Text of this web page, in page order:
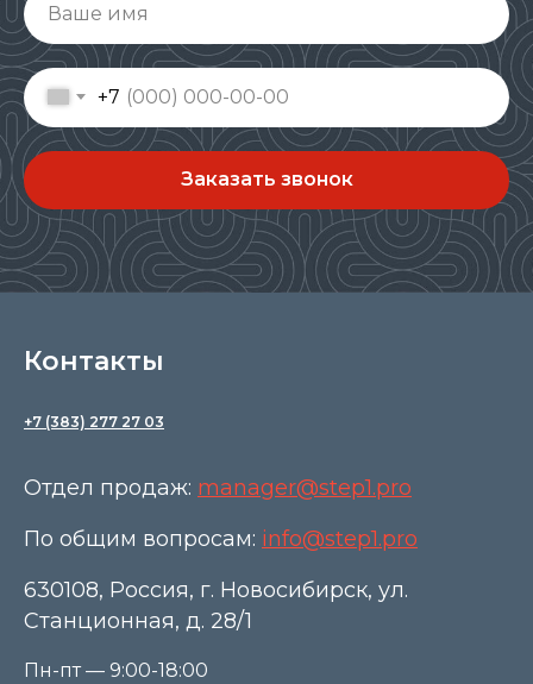
Ваше имя
+7
Заказать звонок
Контакты
+7 (383) 277 27 03
Отдел продаж: manager@step1.pro
По общим вопросам: info@step1.pro
630108, Россия, г. Новосибирск, ул.
Станционная, д. 28/1
Пн-пт — 9:00-18:00